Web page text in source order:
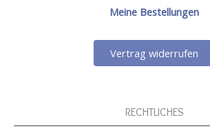
Meine Bestellungen
Vertrag widerrufen
RECHTLICHES